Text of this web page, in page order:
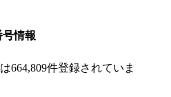
情報
664,809件登録されていま